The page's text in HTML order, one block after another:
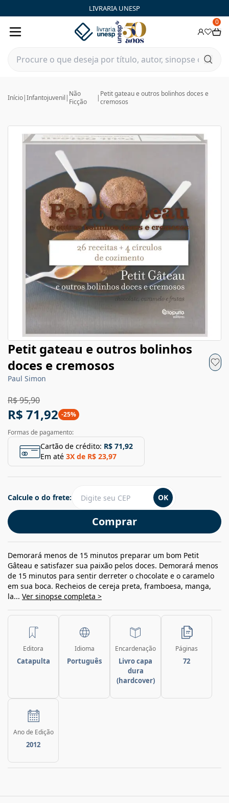
LIVRARIA UNESP
0
Início|Infantojuvenil | Não
Ficção
| Petit gateau e outros bolinhos doces e
cremosos
Petit gateau e outros bolinhos
doces e cremosos
Paul Simon
R$ 95,90
R$ 71,92 -25%
Formas de pagamento:
Cartão de crédito: R$ 71,92
Em até 3X de R$ 23,97
Comprar
Calcule o do frete: OK
Demorará menos de 15 minutos preparar um bom Petit
Gâteau e satisfazer sua paixão pelos doces. Demorará menos
de 15 minutos para sentir derreter o chocolate e o caramelo
em sua boca. Recheios de cereja preta, framboesa, manga,
la... Ver sinopse completa >
Editora
Catapulta
Idioma
Português
Encardenação
Livro capa
dura
(hardcover)
Páginas
72
Ano de Edição
2012